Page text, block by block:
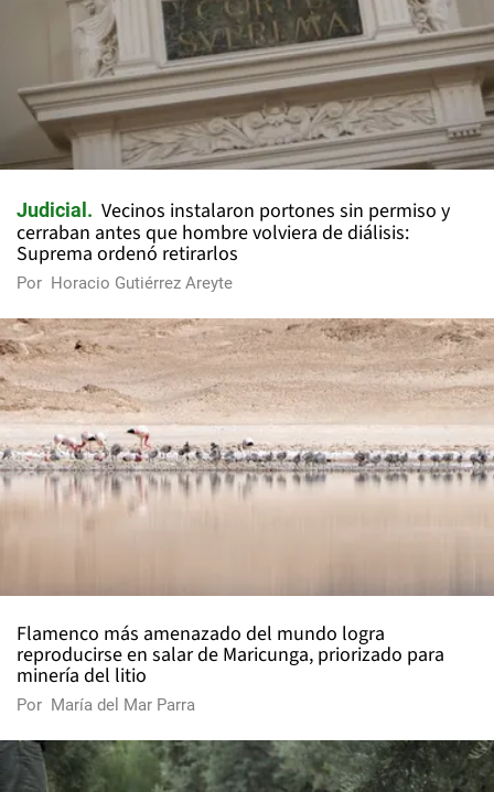
Judicial
Vecinos instalaron portones sin permiso y
cerraban antes que hombre volviera de diálisis:
Suprema ordenó retirarlos
Por Horacio Gutiérrez Areyte
Flamenco más amenazado del mundo logra
reproducirse en salar de Maricunga, priorizado para
minería del litio
Por María del Mar Parra